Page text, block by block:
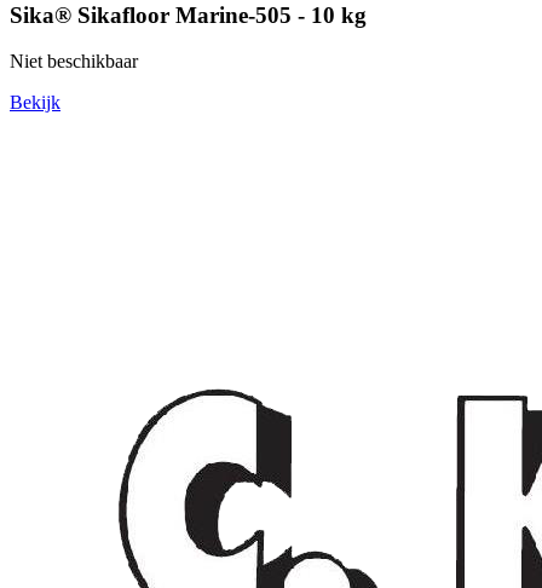
Sika® Sikafloor Marine-505 - 10 kg
Niet beschikbaar
Bekijk